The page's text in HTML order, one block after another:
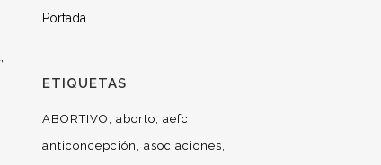
Portada
ETIQUETAS
ABORTIVO aborto aefc
anticoncepción
asociaciones